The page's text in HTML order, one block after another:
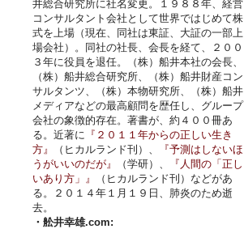
井総合研究所に社名変更。１９８８年、経営
コンサルタント会社として世界ではじめて株
式を上場（現在、同社は東証、大証の一部上
場会社）。同社の社長、会長を経て、２００
３年に役員を退任。（株）船井本社の会長、
（株）船井総合研究所、（株）船井財産コン
サルタンツ、（株）本物研究所、（株）船井
メディアなどの最高顧問を歴任し、グループ
会社の象徴的存在。著書が、約４００冊あ
る。近著に 『２０１１年からの正しい生き
方』
（ヒカルランド刊）、
『予測はしないほ
うがいいのだが』
（学研）、
『人間の「正し
いあり方」』
（ヒカルランド刊）などがあ
る。２０１４年１月１９日、肺炎のため逝
去。
・舩井幸雄.com: